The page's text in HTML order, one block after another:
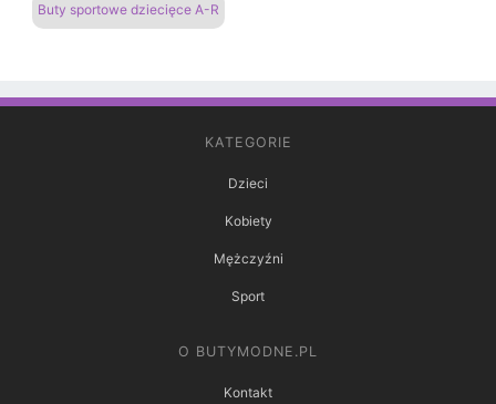
Buty sportowe dziecięce A-R
KATEGORIE
Dzieci
Kobiety
Mężczyźni
Sport
O BUTYMODNE.PL
Kontakt